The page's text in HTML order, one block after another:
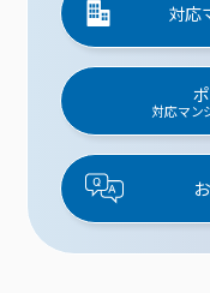
対応
対応マン